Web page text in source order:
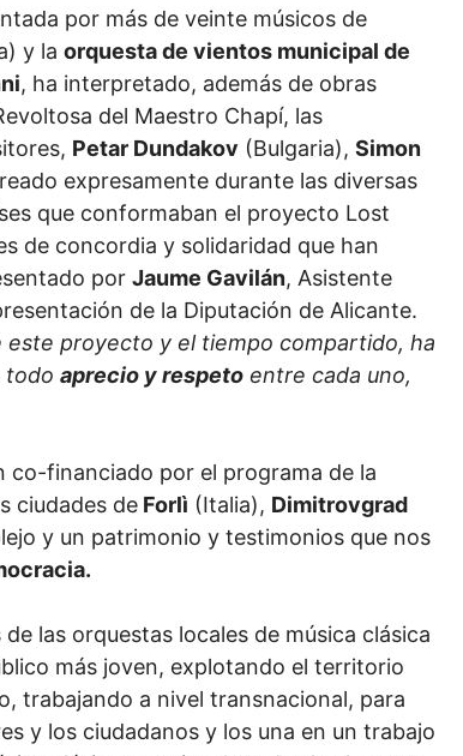
por más de veinte músicos de
y la orquesta de vientos municipal de
, ha interpretado, además de obras
del Maestro Chapí, las
Petar Dundakov (Bulgaria), Simon
expresamente durante las diversas
que conformaban el proyecto Lost
de concordia y solidaridad que han
por Jaume Gavilán, Asistente
de la Diputación de Alicante.
proyecto y el tiempo compartido, ha
todo aprecio y respeto entre cada uno,
co-financiado por el programa de la
ciudades de Forlì (Italia), Dimitrovgrad
y un patrimonio y testimonios que nos
las orquestas locales de música clásica
más joven, explotando el territorio
trabajando a nivel transnacional, para
y los ciudadanos y los una en un trabajo